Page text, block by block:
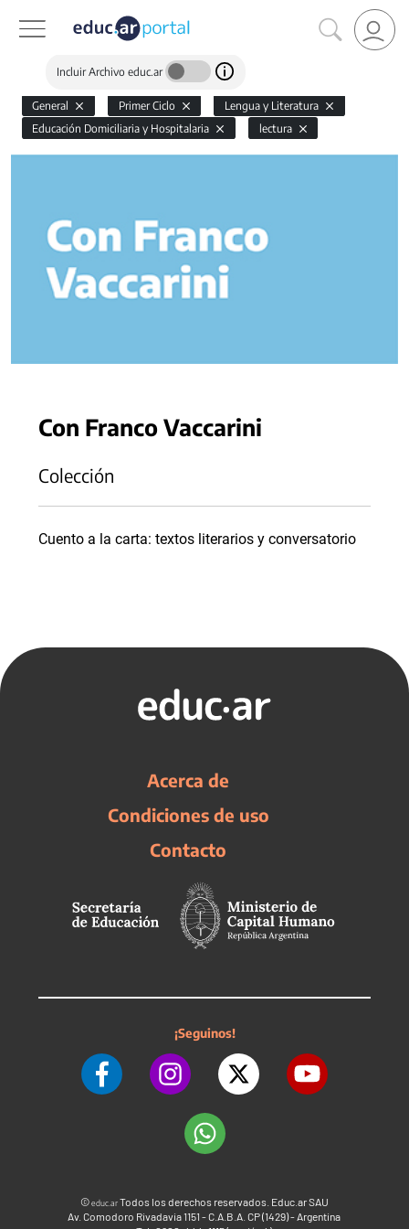
Incluir Archivo educ.ar
General Primer Ciclo
Lengua y Literatura
Educación Domiciliaria y Hospitalaria
lectura
Con Franco Vaccarini
Colección
Cuento a la carta: textos literarios y conversatorio
Acerca de
Condiciones de uso
Contacto
¡Seguinos!
©educ.arTodos los derechos reservados. Educ.ar SAU
Av. Comodoro Rivadavia 1151 - C.A.B.A. CP (1429) - Argentina